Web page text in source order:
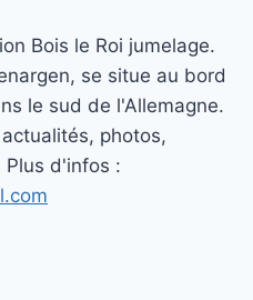
Bois le Roi jumelage.
se situe au bord
le sud de l'Allemagne.
photos,
Plus d'infos :